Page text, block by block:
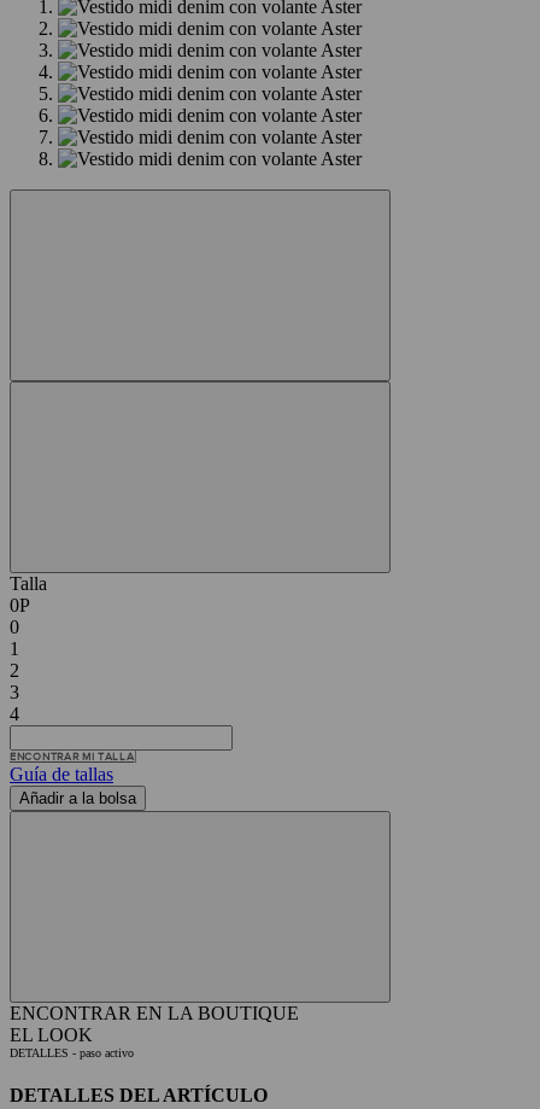
Talla
0P
0
1
2
3
4
ENCONTRAR MI TALLA
Guía de tallas
Añadir a la bolsa
ENCONTRAR EN LA BOUTIQUE
EL LOOK
DETALLES - paso activo
DETALLES DEL ARTÍCULO